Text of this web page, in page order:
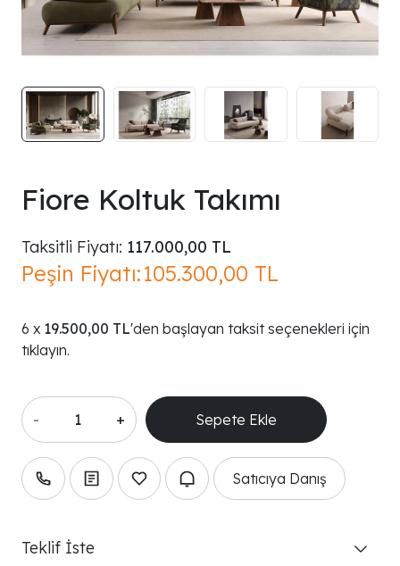
Fiore Koltuk Takımı
Taksitli Fiyatı: 117.000,00 TL
Peşin Fiyatı:105.300,00 TL
19.500,00 TL'den başlayan taksit seçenekleri için
tıklayın.
- +
Satıcıya Danış
Teklif İste